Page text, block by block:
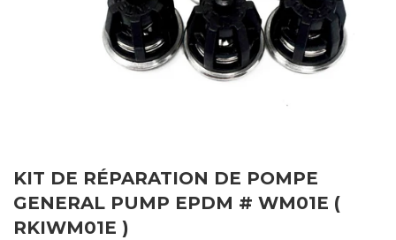
KIT DE RÉPARATION DE POMPE
GENERAL PUMP EPDM # WM01E (
RKIWM01E )